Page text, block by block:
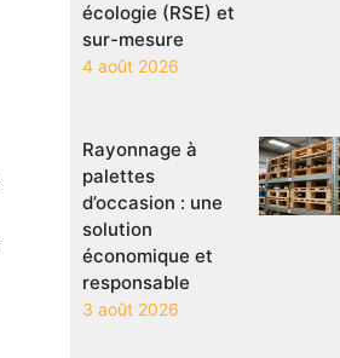
écologie (RSE) et
sur-mesure
4 août 2026
Rayonnage à
palettes
d’occasion : une
solution
économique et
responsable
3 août 2026